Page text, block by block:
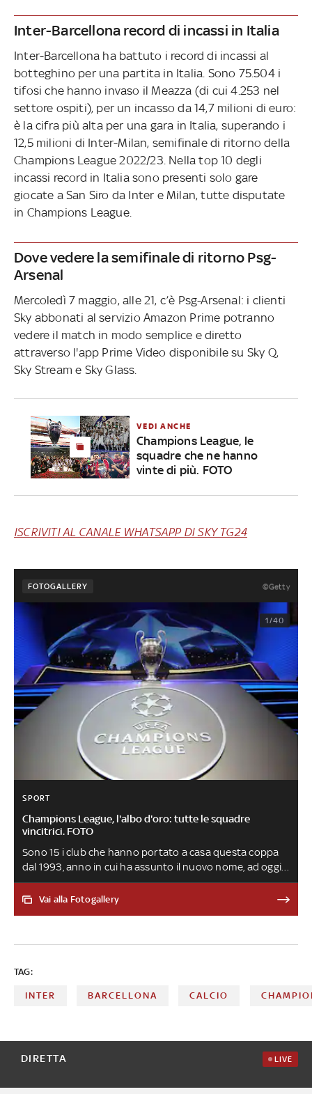
Inter-Barcellona record di incassi in Italia
Inter-Barcellona ha battuto i record di incassi al
botteghino per una partita in Italia. Sono 75.504 i
tifosi che hanno invaso il Meazza (di cui 4.253 nel
settore ospiti), per un incasso da 14,7 milioni di euro:
è la cifra più alta per una gara in Italia, superando i
12,5 milioni di Inter-Milan, semifinale di ritorno della
Champions League 2022/23. Nella top 10 degli
incassi record in Italia sono presenti solo gare
giocate a San Siro da Inter e Milan, tutte disputate
in Champions League.
Dove vedere la semifinale di ritorno Psg-
Arsenal
Mercoledì 7 maggio, alle 21, c’è Psg-Arsenal: i clienti
Sky abbonati al servizio Amazon Prime potranno
vedere il match in modo semplice e diretto
attraverso l'app Prime Video disponibile su Sky Q,
Sky Stream e Sky Glass.
VEDI ANCHE
Champions League, le
squadre che ne hanno
vinte di più. FOTO
ISCRIVITI AL CANALE WHATSAPP DI SKY TG24
FOTOGALLERY ©Getty
1/40
SPORT
Champions League, l'albo d'oro: tutte le squadre
vincitrici. FOTO
Sono 15 i club che hanno portato a casa questa coppa
dal 1993, anno in cui ha assunto il nuovo nome, ad oggi.
Ecco l'albo d'oro della competizione
Vai alla Fotogallery
TAG:
INTER BARCELLONA CALCIO
DIRETTA LIVE